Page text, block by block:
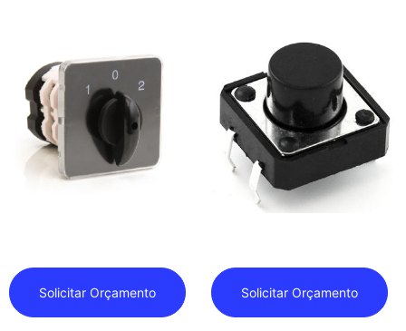
Solicitar Orçamento Solicitar Orçamento